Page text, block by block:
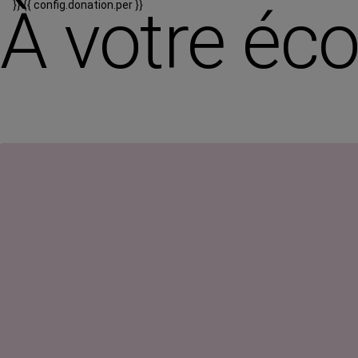
}}{{ config.donation.per }}
À votre